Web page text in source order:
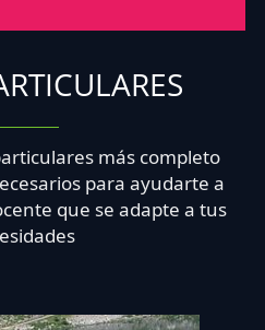
más completo
para ayudarte a
que se adapte a tus